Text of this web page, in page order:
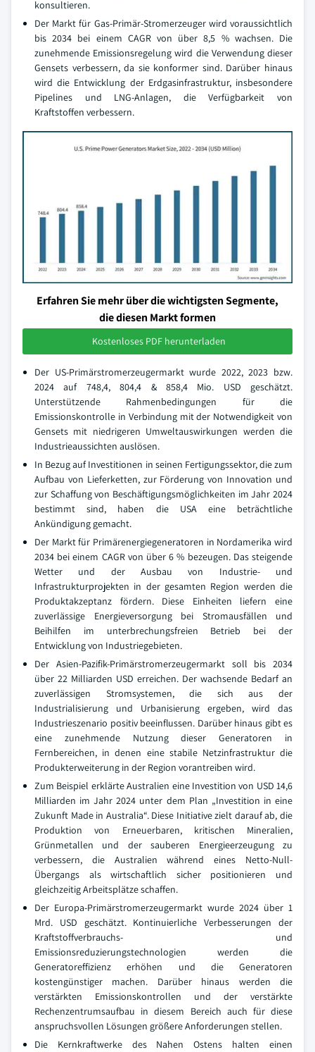
konsultieren.
Der Markt für Gas-Primär-Stromerzeuger wird voraussichtlich
bis 2034 bei einem CAGR von über 8,5 % wachsen. Die
zunehmende Emissionsregelung wird die Verwendung dieser
Gensets verbessern, da sie konformer sind. Darüber hinaus
wird die Entwicklung der Erdgasinfrastruktur, insbesondere
Pipelines und LNG-Anlagen, die Verfügbarkeit von
Kraftstoffen verbessern.
Erfahren Sie mehr über die wichtigsten Segmente,
die diesen Markt formen
Kostenloses PDF herunterladen
Der US-Primärstromerzeugermarkt wurde 2022, 2023 bzw.
2024 auf 748,4, 804,4 & 858,4 Mio. USD geschätzt.
Unterstützende Rahmenbedingungen für die
Emissionskontrolle in Verbindung mit der Notwendigkeit von
Gensets mit niedrigeren Umweltauswirkungen werden die
Industrieaussichten auslösen.
In Bezug auf Investitionen in seinen Fertigungssektor, die zum
Aufbau von Lieferketten, zur Förderung von Innovation und
zur Schaffung von Beschäftigungsmöglichkeiten im Jahr 2024
bestimmt sind, haben die USA eine beträchtliche
Ankündigung gemacht.
Der Markt für Primärenergiegeneratoren in Nordamerika wird
2034 bei einem CAGR von über 6 % bezeugen. Das steigende
Wetter und der Ausbau von Industrie- und
Infrastrukturprojekten in der gesamten Region werden die
Produktakzeptanz fördern. Diese Einheiten liefern eine
zuverlässige Energieversorgung bei Stromausfällen und
Beihilfen im unterbrechungsfreien Betrieb bei der
Entwicklung von Industriegebieten.
Der Asien-Pazifik-Primärstromerzeugermarkt soll bis 2034
über 22 Milliarden USD erreichen. Der wachsende Bedarf an
zuverlässigen Stromsystemen, die sich aus der
Industrialisierung und Urbanisierung ergeben, wird das
Industrieszenario positiv beeinflussen. Darüber hinaus gibt es
eine zunehmende Nutzung dieser Generatoren in
Fernbereichen, in denen eine stabile Netzinfrastruktur die
Produkterweiterung in der Region vorantreiben wird.
Zum Beispiel erklärte Australien eine Investition von USD 14,6
Milliarden im Jahr 2024 unter dem Plan „Investition in eine
Zukunft Made in Australia“. Diese Initiative zielt darauf ab, die
Produktion von Erneuerbaren, kritischen Mineralien,
Grünmetallen und der sauberen Energieerzeugung zu
verbessern, die Australien während eines Netto-Null-
Übergangs als wirtschaftlich sicher positionieren und
gleichzeitig Arbeitsplätze schaffen.
Der Europa-Primärstromerzeugermarkt wurde 2024 über 1
Mrd. USD geschätzt. Kontinuierliche Verbesserungen der
Kraftstoffverbrauchs- und
Emissionsreduzierungstechnologien werden die
Generatoreffizienz erhöhen und die Generatoren
kostengünstiger machen. Darüber hinaus werden die
verstärkten Emissionskontrollen und der verstärkte
Rechenzentrumsaufbau in diesem Bereich auch für diese
anspruchsvollen Lösungen größere Anforderungen stellen.
Die Kernkraftwerke des Nahen Ostens halten einen